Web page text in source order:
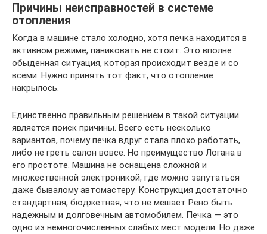
Причины неисправностей в системе
отопления
Когда в машине стало холодно, хотя печка находится в
активном режиме, паниковать не стоит. Это вполне
обыденная ситуация, которая происходит везде и со
всеми. Нужно принять тот факт, что отопление
накрылось.
Единственно правильным решением в такой ситуации
является поиск причины. Всего есть несколько
вариантов, почему печка вдруг стала плохо работать,
либо не греть салон вовсе. Но преимущество Логана в
его простоте. Машина не оснащена сложной и
множественной электроникой, где можно запутаться
даже бывалому автомастеру. Конструкция достаточно
стандартная, бюджетная, что не мешает Рено быть
надежным и долговечным автомобилем. Печка — это
одно из немногочисленных слабых мест модели. Но даже